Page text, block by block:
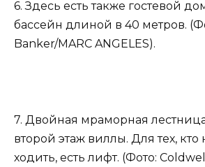
6. Здесь есть также гостевой
бассейн длиной в 40 метров.
Banker/MARC ANGELES).
7. Двойная мраморная
второй этаж виллы. Для тех,
ходить, есть лифт. (Фото: